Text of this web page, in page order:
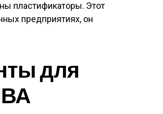
пластификаторы. Этот
предприятиях, он
для